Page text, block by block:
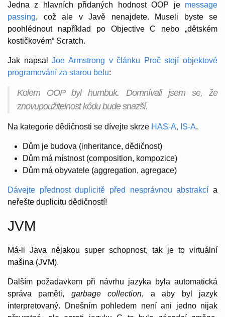
Jedna z hlavních přidaných hodnost OOP je message
passing, což ale v Javě nenajdete. Museli byste se
poohlédnout například po Objective C nebo „dětském
kostičkovém“ Scratch.
Jak napsalJoe Armstrong v článku Proč stojí objektové
programování za starou belu:
Kolem OOP byl humbuk. Domnívali jsem se, že
znovupoužitelnost kódu bude snazší.
Na kategorie dědičnosti se dívejte skrze HAS-A, IS-A.
Dům je budova (inheritance, dědičnost)
Dům má místnost (composition, kompozice)
Dům má obyvatele (aggregation, agregace)
Dávejte přednost duplicitě před nesprávnou abstrakcí a
neřešte duplicitu dědičností!
JVM
Má-li Java nějakou super schopnost, tak je to virtuální
mašina (JVM).
Dalším požadavkem při návrhu jazyka byla automatická
správa paměti, garbage collection, a aby byl jazyk
interpretovaný. Dnešním pohledem není ani jedno nijak